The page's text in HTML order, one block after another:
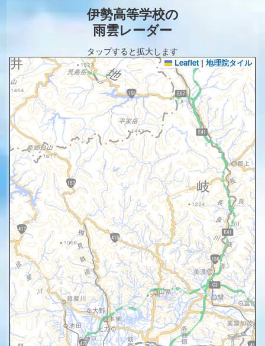
伊勢高等学校の
雨雲レーダー
タップすると拡大します
Leaflet | 地理院タイル